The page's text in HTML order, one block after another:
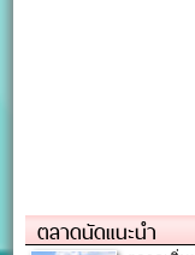
ตลาดนัดแนะนำ